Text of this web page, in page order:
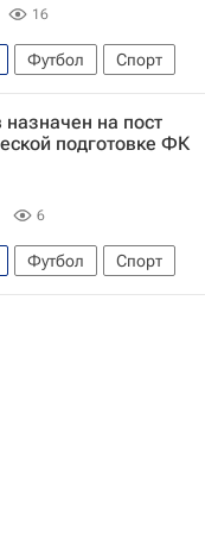
16
Футбол
Спорт
Валерий Петраков
на пост
подготовке ФК
6
Футбол
Спорт